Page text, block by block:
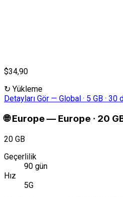
$34,90
↻ Yükleme
Detayları Gör — Global · 5 GB · 30
🌐 Europe— Europe · 20
20 GB
Geçerlilik
90 gün
Hız
5G